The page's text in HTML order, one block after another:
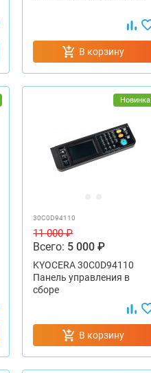
В корзину
Новинка
30C0D94110
11 000 ₽
Всего: 5 000 ₽
KYOCERA 30C0D94110
Панель управления в
сборе
В корзину